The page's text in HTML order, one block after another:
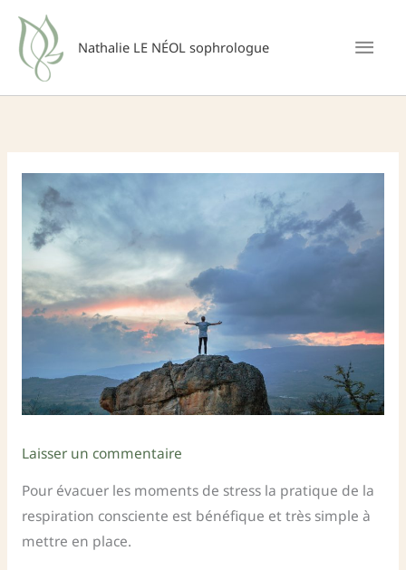
Aller
contenu
Nathalie LE NÉOL sophrologue
Laisser un commentaire
Pour évacuer les moments de stress la pratique de la
respiration consciente est bénéfique et très simple à
mettre en place.